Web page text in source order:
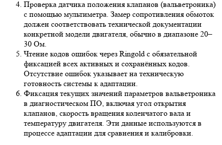
Проверка датчика положения клапанов (вальветроника)
с помощью мультиметра. Замер сопротивления обмоток
должен соответствовать технической документации
конкретной модели двигателя, обычно в диапазоне 20–
30 Ом.
Чтение кодов ошибок через Ringold с обязательной
фиксацией всех активных и сохранённых кодов.
Отсутствие ошибок указывает на техническую
готовность системы к адаптации.
Фиксация текущих значений параметров вальветроника
в диагностическом ПО, включая угол открытия
клапанов, скорость вращения коленчатого вала и
температуру двигателя. Эти данные используются в
процессе адаптации для сравнения и калибровки.